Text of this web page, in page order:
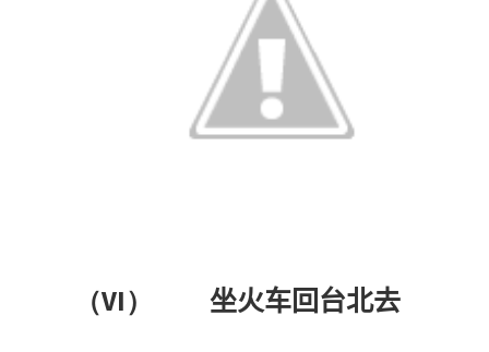
（VI） 坐火车回台北去